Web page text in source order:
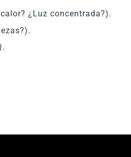
¿Luz concentrada?).